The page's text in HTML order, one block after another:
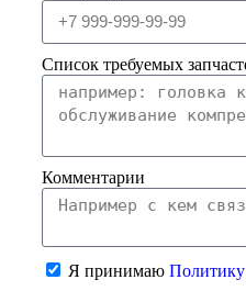
Список требуемых
Комментарии
Я принимаю